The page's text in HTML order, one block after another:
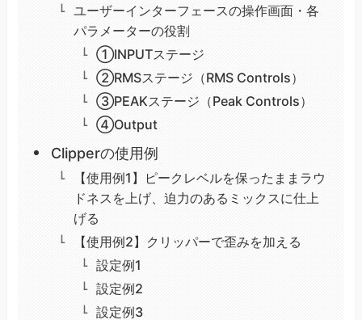
ユーザーインターフェースの操作画面・各
パラメーターの役割
①INPUTステージ
②RMSステージ（RMS Controls）
③PEAKステージ（Peak Controls）
④Output
Clipperの使用例
【使用例1】ピークレベルを保ったままラウ
ドネスを上げ、迫力のあるミックスに仕上
げる
【使用例2】クリッパーで歪みを加える
設定例1
設定例2
設定例3